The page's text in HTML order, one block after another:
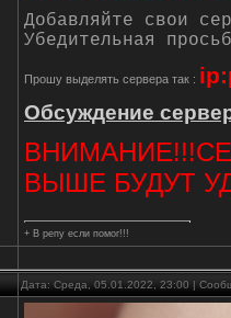
Добавляйте свои
Убедительная
Прошу выделять сервера так :
Обсуждение
ВЫШЕ БУДУТ
+ В репу если помог!!!
Дата: Среда, 05.01.2022, 23:00 |